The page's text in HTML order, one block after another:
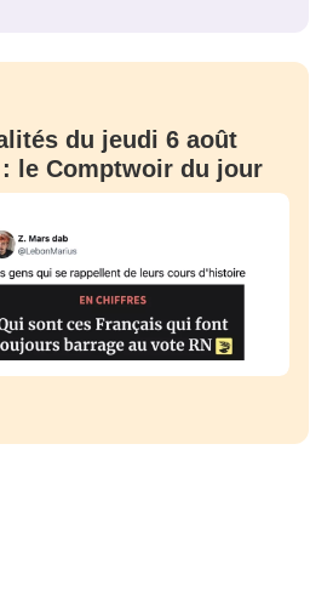
du jeudi 6 août
: le Comptwoir du jour